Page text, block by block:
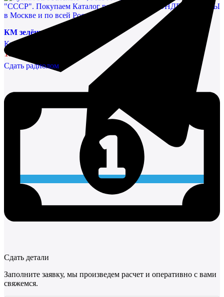
КМ зелёные V; М1500
Конденсаторы
136461,38 руб/кг
Сдать радиолом
Сдать детали
Заполните заявку, мы произведем расчет и оперативно с вами
свяжемся.